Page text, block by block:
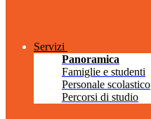
Servizi
Panoramica
Famiglie e studenti
Personale scolastico
Percorsi di studio